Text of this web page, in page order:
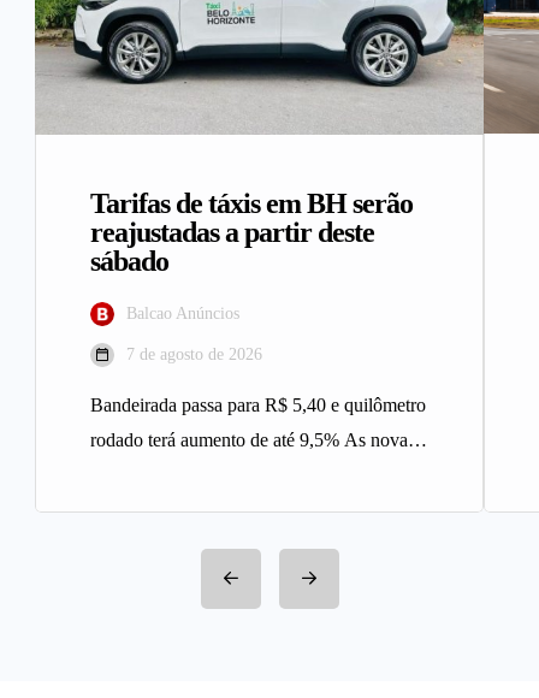
Tarifas de táxis em BH serão
reajustadas a partir deste
sábado
Balcao Anúncios
7 de agosto de 2026
Bandeirada passa para R$ 5,40 e quilômetro
rodado terá aumento de até 9,5% As novas